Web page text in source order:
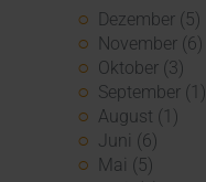
Dezember (5)
November (6)
Oktober (3)
September (1)
August (1)
Juni (6)
Mai (5)